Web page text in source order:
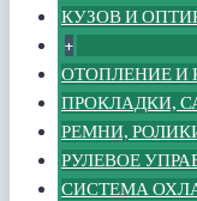
КУЗОВ И
+
ОТОПЛЕНИЕ И
ПРОКЛАДКИ,
РЕМНИ,
РУЛЕВОЕ
СИСТЕМА